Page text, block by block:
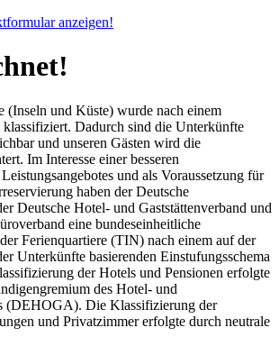
anzeigen!
(Inseln und Küste) wurde nach einem
klassifiziert. Dadurch sind die Unterkünfte
und unseren Gästen wird die
Im Interesse einer besseren
und als Voraussetzung für
haben der Deutsche
Deutsche Hotel- und Gaststättenverband und
eine bundeseinheitliche
Ferienquartiere (TIN) nach einem auf der
Unterkünfte basierenden Einstufungsschema
der Hotels und Pensionen erfolgte
des Hotel- und
(DEHOGA). Die Klassifizierung der
und Privatzimmer erfolgte durch neutrale